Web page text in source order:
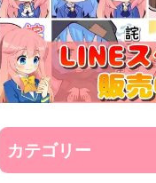
カテゴリー